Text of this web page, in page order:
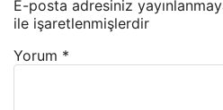
E-posta adresiniz
ile işaretlenmişlerdir
Yorum *